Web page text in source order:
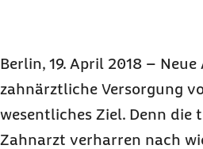
Deutliche regionale
Daten aus dem
Service
/ Materialien für
Berlin, 19. April 2018 –
zahnärztliche Versorgung
wesentliches Ziel. Denn
Zahnarzt verharren nach